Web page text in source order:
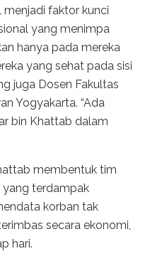
faktor kunci
yang menimpa
hanya pada mereka
yang sehat pada sisi
juga Dosen Fakultas
Yogyakarta. “Ada
bin Khattab dalam
membentuk tim
yang terdampak
korban tak
secara ekonomi,
hari.